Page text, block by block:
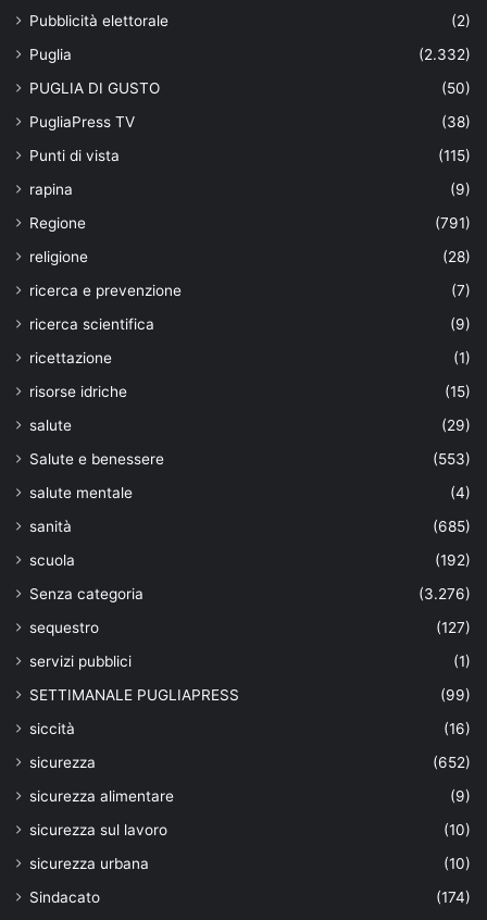
Pubblicità elettorale
(2)
Puglia
(2.332)
PUGLIA DI GUSTO
(50)
PugliaPress TV
(38)
Punti di vista
(115)
rapina
(9)
Regione
(791)
religione
(28)
ricerca e prevenzione
(7)
ricerca scientifica
(9)
ricettazione
(1)
risorse idriche
(15)
salute
(29)
Salute e benessere
(553)
salute mentale
(4)
sanità
(685)
scuola
(192)
Senza categoria
(3.276)
sequestro
(127)
servizi pubblici
(1)
SETTIMANALE PUGLIAPRESS
(99)
siccità
(16)
sicurezza
(652)
sicurezza alimentare
(9)
sicurezza sul lavoro
(10)
sicurezza urbana
(10)
Sindacato
(174)